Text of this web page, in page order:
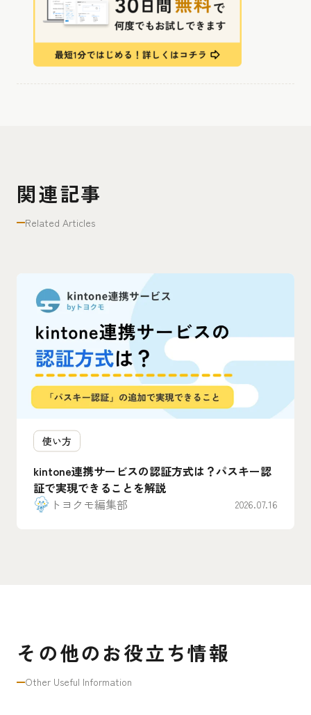
関連記事
Related Articles
使い方
kintone連携サービスの認証方式は？パスキー認
証で実現できることを解説
トヨクモ編集部
2026.07.16
その他のお役立ち情報
Other Useful Information